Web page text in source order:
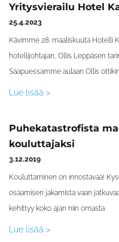
Yritysvierailu Hotel
25.4.2023
Kävimme 28. maaliskuuta Hotelli
hotellijohtajan, Ollis Leppäsen
Saapuessamme aulaan Ollis
Lue lisää >
Puhekatastrofista
kouluttajaksi
3.12.2019
Kouluttaminen on innostavaa!
osaamisen jakamista vaan
kehittyy koko ajan niin omasta
Lue lisää >